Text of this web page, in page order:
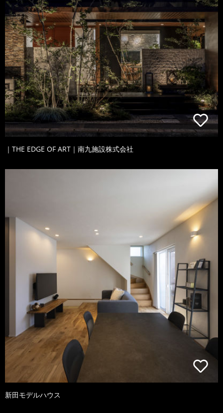
｜THE EDGE OF ART｜南九施設株式会社
新田モデルハウス